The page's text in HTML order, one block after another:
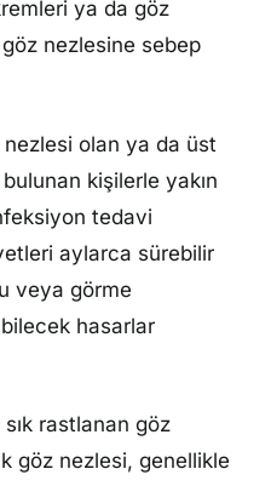
ya da göz
nezlesine sebep
olan ya da üst
kişilerle yakın
tedavi
aylarca sürebilir
veya görme
hasarlar
rastlanan göz
göz nezlesi, genellikle